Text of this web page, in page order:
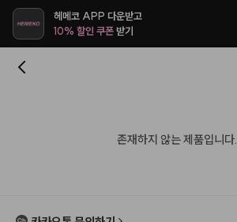
헤메코 APP 다운받고
10% 할인 쿠폰받기
존재하지 않는 제품입니다.